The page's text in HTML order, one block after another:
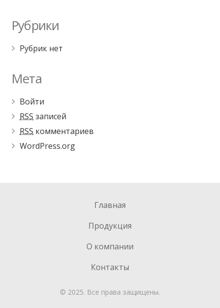
Рубрики
Рубрик нет
Мета
Войти
RSS записей
RSS комментариев
WordPress.org
Главная
Продукция
О компании
Контакты
© 2025. Все права защищены.